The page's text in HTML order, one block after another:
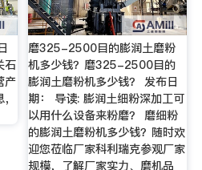
石
产
磨325-2500目的膨润土磨粉
机多少钱？磨325-2500目的
膨润土磨粉机多少钱？ 发布日
期： 导读: 膨润土细粉深加工可
以用什么设备来粉磨？ 磨细粉
的膨润土磨粉机多少钱？随时欢
迎您莅临厂家科利瑞克参观厂家
规模，了解厂家实力、磨机品